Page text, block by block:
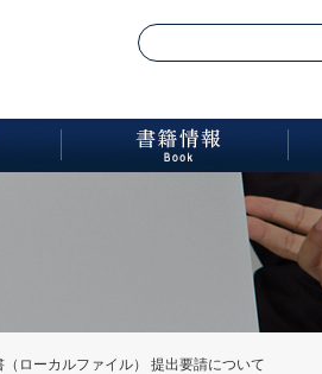
（ローカルファイル） 提出要請について